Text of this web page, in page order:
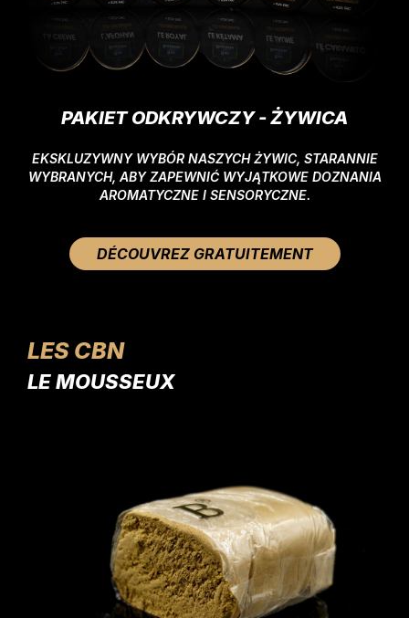
PAKIET ODKRYWCZY - ŻYWICA
EKSKLUZYWNY WYBÓR NASZYCH ŻYWIC, STARANNIE
WYBRANYCH, ABY ZAPEWNIĆ WYJĄTKOWE DOZNANIA
AROMATYCZNE I SENSORYCZNE.
DÉCOUVREZ GRATUITEMENT
LES CBN
LE MOUSSEUX